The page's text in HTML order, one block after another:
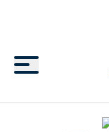
Menu